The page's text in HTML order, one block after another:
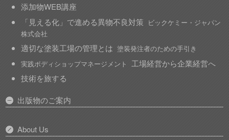
添加物WEB講座
「見える化」で進める異物不良対策 ビックケミー・ジャパン
株式会社
適切な塗装工場の管理とは 塗装発注者のための手引き
実践ボディショップマネージメント 工場経営から企業経営へ
技術を旅する
出版物のご案内
About Us